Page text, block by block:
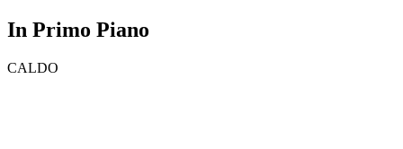
In Primo Piano
CALDO